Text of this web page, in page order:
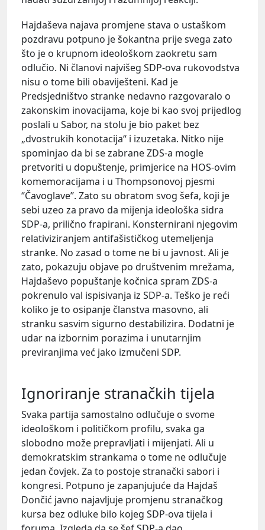
Hajdaševa najava promjene stava o ustaškom
pozdravu potpuno je šokantna prije svega zato
što je o krupnom ideološkom zaokretu sam
odlučio. Ni članovi najvišeg SDP-ova rukovodstva
nisu o tome bili obaviješteni. Kad je
Predsjedništvo stranke nedavno razgovaralo o
zakonskim inovacijama, koje bi kao svoj prijedlog
poslali u Sabor, na stolu je bio paket bez
„dvostrukih konotacija“ i izuzetaka. Nitko nije
spominjao da bi se zabrane ZDS-a mogle
pretvoriti u dopuštenje, primjerice na HOS-ovim
komemoracijama i u Thompsonovoj pjesmi
‘’Čavoglave’’. Zato su obratom svog šefa, koji je
sebi uzeo za pravo da mijenja ideološka sidra
SDP-a, prilično frapirani. Konsternirani njegovim
relativiziranjem antifašističkog utemeljenja
stranke. No zasad o tome ne bi u javnost. Ali je
zato, pokazuju objave po društvenim mrežama,
Hajdaševo popuštanje kočnica spram ZDS-a
pokrenulo val ispisivanja iz SDP-a. Teško je reći
koliko je to osipanje članstva masovno, ali
stranku sasvim sigurno destabilizira. Dodatni je
udar na izbornim porazima i unutarnjim
previranjima već jako izmučeni SDP.
Ignoriranje stranačkih tijela
Svaka partija samostalno odlučuje o svome
ideološkom i političkom profilu, svaka ga
slobodno može prepravljati i mijenjati. Ali u
demokratskim strankama o tome ne odlučuje
jedan čovjek. Za to postoje stranački sabori i
kongresi. Potpuno je zapanjujuće da Hajdaš
Dončić javno najavljuje promjenu stranačkog
kursa bez odluke bilo kojeg SDP-ova tijela i